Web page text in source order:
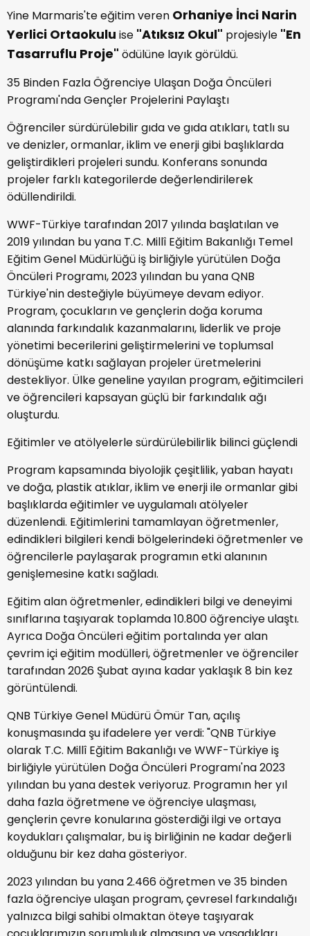
Yine Marmaris'te eğitim veren Orhaniye İnci Narin
Yerlici Ortaokulu ise "Atıksız Okul" projesiyle "En
Tasarruflu Proje" ödülüne layık görüldü.
35 Binden Fazla Öğrenciye Ulaşan Doğa Öncüleri
Programı'nda Gençler Projelerini Paylaştı
Öğrenciler sürdürülebilir gıda ve gıda atıkları, tatlı su
ve denizler, ormanlar, iklim ve enerji gibi başlıklarda
geliştirdikleri projeleri sundu. Konferans sonunda
projeler farklı kategorilerde değerlendirilerek
ödüllendirildi.
WWF-Türkiye tarafından 2017 yılında başlatılan ve
2019 yılından bu yana T.C. Millî Eğitim Bakanlığı Temel
Eğitim Genel Müdürlüğü iş birliğiyle yürütülen Doğa
Öncüleri Programı, 2023 yılından bu yana QNB
Türkiye'nin desteğiyle büyümeye devam ediyor.
Program, çocukların ve gençlerin doğa koruma
alanında farkındalık kazanmalarını, liderlik ve proje
yönetimi becerilerini geliştirmelerini ve toplumsal
dönüşüme katkı sağlayan projeler üretmelerini
destekliyor. Ülke geneline yayılan program, eğitimcileri
ve öğrencileri kapsayan güçlü bir farkındalık ağı
oluşturdu.
Eğitimler ve atölyelerle sürdürülebilirlik bilinci güçlendi
Program kapsamında biyolojik çeşitlilik, yaban hayatı
ve doğa, plastik atıklar, iklim ve enerji ile ormanlar gibi
başlıklarda eğitimler ve uygulamalı atölyeler
düzenlendi. Eğitimlerini tamamlayan öğretmenler,
edindikleri bilgileri kendi bölgelerindeki öğretmenler ve
öğrencilerle paylaşarak programın etki alanının
genişlemesine katkı sağladı.
Eğitim alan öğretmenler, edindikleri bilgi ve deneyimi
sınıflarına taşıyarak toplamda 10.800 öğrenciye ulaştı.
Ayrıca Doğa Öncüleri eğitim portalında yer alan
çevrim içi eğitim modülleri, öğretmenler ve öğrenciler
tarafından 2026 Şubat ayına kadar yaklaşık 8 bin kez
görüntülendi.
QNB Türkiye Genel Müdürü Ömür Tan, açılış
konuşmasında şu ifadelere yer verdi: "QNB Türkiye
olarak T.C. Millî Eğitim Bakanlığı ve WWF-Türkiye iş
birliğiyle yürütülen Doğa Öncüleri Programı'na 2023
yılından bu yana destek veriyoruz. Programın her yıl
daha fazla öğretmene ve öğrenciye ulaşması,
gençlerin çevre konularına gösterdiği ilgi ve ortaya
koydukları çalışmalar, bu iş birliğinin ne kadar değerli
olduğunu bir kez daha gösteriyor.
2023 yılından bu yana 2.466 öğretmen ve 35 binden
fazla öğrenciye ulaşan program, çevresel farkındalığı
yalnızca bilgi sahibi olmaktan öteye taşıyarak